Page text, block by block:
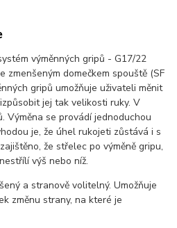
výměnných gripů - G17/22
zmenšeným domečkem spouště (SF
gripů umožňuje uživateli měnit
jej tak velikosti ruky. V
Výměna se provádí jednoduchou
je, že úhel rukojeti zůstává i s
že střelec po výměně gripu,
výš nebo níž.
a stranově volitelný. Umožňuje
změnu strany, na které je